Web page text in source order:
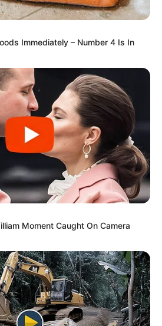
ΔΗΜΟΦΙΛΗ
Immediately – Number 4 Is In
Moment Caught On Camera